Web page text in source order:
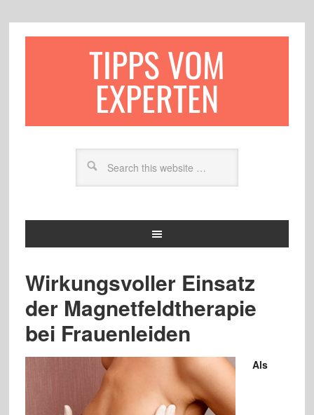
TIPPS VOM
EXPERTEN
Wirkungsvoller Einsatz
der Magnetfeldtherapie
bei Frauenleiden
Als